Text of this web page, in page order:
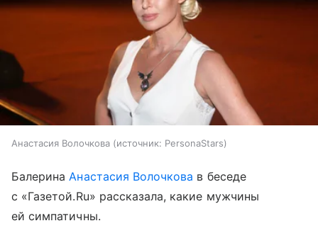
Анастасия Волочкова источник: PersonaStars
Балерина Анастасия Волочкова в беседе
с «Газетой.Ru» рассказала, какие мужчины
ей симпатичны.